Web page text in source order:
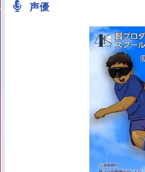
ゲーム・アプリ
最新記事一覧
アニメ記事一覧
声優記事一覧
声優